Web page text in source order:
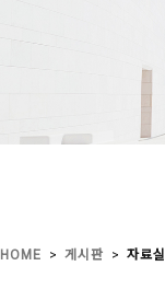
HOME > 게시판 > 자료실